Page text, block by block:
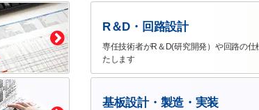
R＆D・回路設計
専任技術者がR＆D(研究開発）や回路の
たします
基板設計・製造・実装